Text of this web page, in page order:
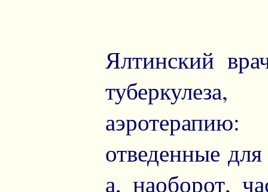
Ялтинский
отведенные
а, наоборот,